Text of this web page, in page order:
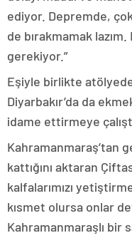
ediyor. Depremde,
de bırakmamak
gerekiyor.”
Eşiyle birlikte atölyede
Diyarbakır’da da
idame ettirmeye
Kahramanmaraş’tan
kattığını aktaran
kalfalarımızı
kısmet olursa onlar
Kahramanmaraşlı bir